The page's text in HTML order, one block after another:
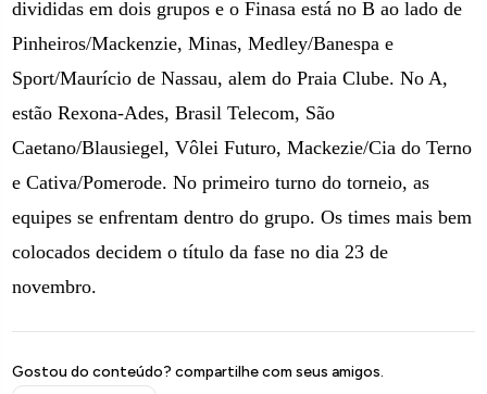
divididas em dois grupos e o Finasa está no B ao lado de
Pinheiros/Mackenzie, Minas, Medley/Banespa e
Sport/Maurício de Nassau, alem do Praia Clube. No A,
estão Rexona-Ades, Brasil Telecom, São
Caetano/Blausiegel, Vôlei Futuro, Mackezie/Cia do Terno
e Cativa/Pomerode. No primeiro turno do torneio, as
equipes se enfrentam dentro do grupo. Os times mais bem
colocados decidem o título da fase no dia 23 de
novembro.
Gostou do conteúdo? compartilhe com seus amigos.